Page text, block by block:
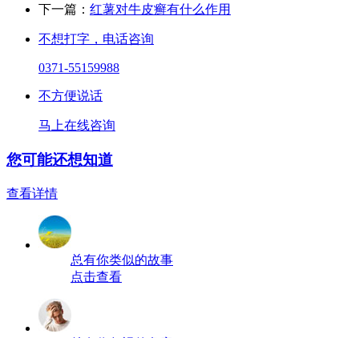
下一篇： 红薯对牛皮癣有什么作用
不想打字，电话咨询
0371-55159988
不方便说话
马上在线咨询
您可能还想知道
查看详情
总有你类似的故事
点击查看